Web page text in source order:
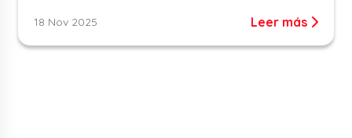
18 Nov 2025 Leer más